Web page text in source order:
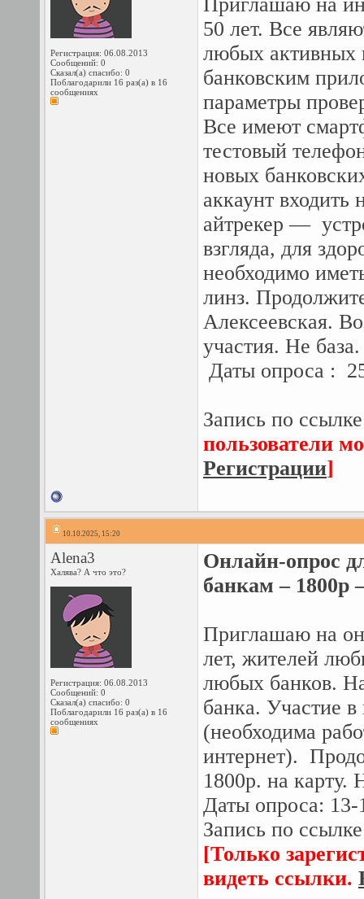
Регистрация: 06.08.2013
Сообщений: 0
Сказал(а) спасибо: 0
Поблагодарили 16 раз(а) в 16
сообщениях
50 лет. Все
любых активных
банковским
параметры
Все имеют
тестовый
новых
аккаунт входить
айтрекер —
взгляда, для
необходимо
линз.
Алексеевская.
участия. Не база.
Даты опроса :
Запись по
пользователи
Регистрации]
10.10.2025, 15:20
Alena3
Халява? А что это?
Регистрация: 06.08.2013
Сообщений: 0
Сказал(а) спасибо: 0
Поблагодарили 16 раз(а) в 16
сообщениях
Онлайн-опрос
банкам – 1800р
Приглашаю на
лет, жителей
любых банков.
банка. Участие
(необходима
интернет).
1800р. на карту.
Даты опроса: 13-
Запись по
[Только
видеть ссылки.